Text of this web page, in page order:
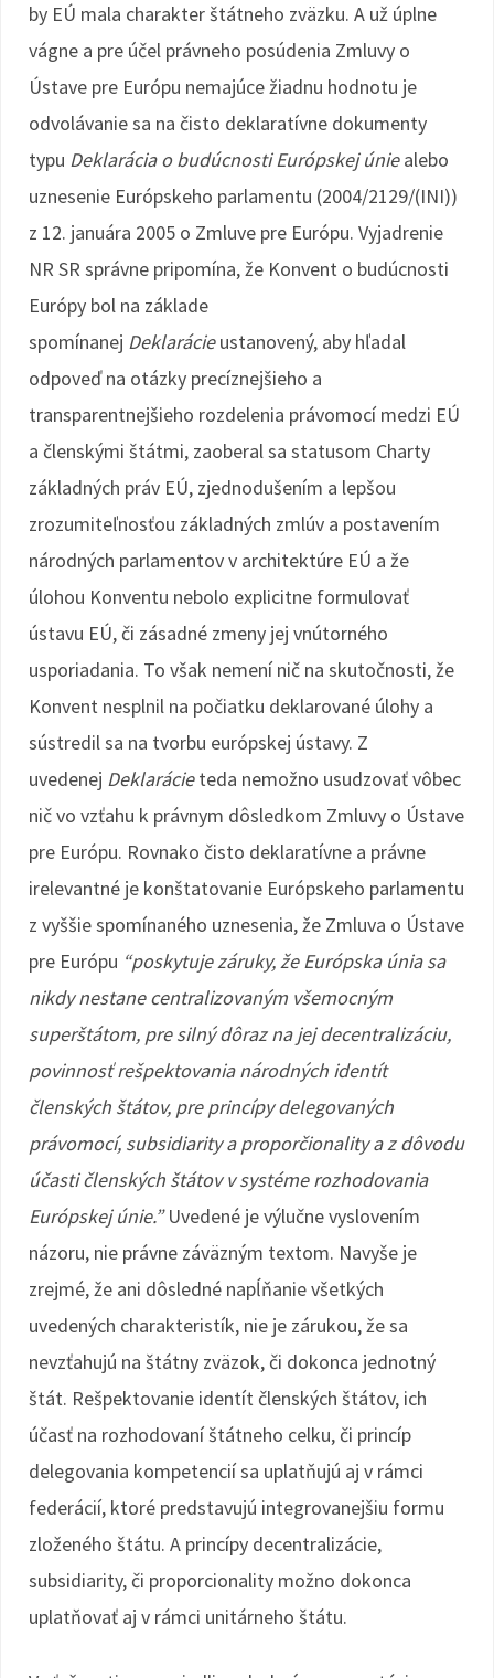
by EÚ mala charakter štátneho zväzku. A už úplne
vágne a pre účel právneho posúdenia Zmluvy o
Ústave pre Európu nemajúce žiadnu hodnotu je
odvolávanie sa na čisto deklaratívne dokumenty
typu Deklarácia o budúcnosti Európskej úniealebo
uznesenie Európskeho parlamentu (2004/2129/(INI))
z 12. januára 2005 o Zmluve pre Európu. Vyjadrenie
NR SR správne pripomína, že Konvent o budúcnosti
Európy bol na základe
spomínanej Deklarácieustanovený, aby hľadal
odpoveď na otázky precíznejšieho a
transparentnejšieho rozdelenia právomocí medzi EÚ
a členskými štátmi, zaoberal sa statusom Charty
základných práv EÚ, zjednodušením a lepšou
zrozumiteľnosťou základných zmlúv a postavením
národných parlamentov v architektúre EÚ a že
úlohou Konventu nebolo explicitne formulovať
ústavu EÚ, či zásadné zmeny jej vnútorného
usporiadania. To však nemení nič na skutočnosti, že
Konvent nesplnil na počiatku deklarované úlohy a
sústredil sa na tvorbu európskej ústavy. Z
uvedenej Deklarácieteda nemožno usudzovať vôbec
nič vo vzťahu k právnym dôsledkom Zmluvy o Ústave
pre Európu. Rovnako čisto deklaratívne a právne
irelevantné je konštatovanie Európskeho parlamentu
z vyššie spomínaného uznesenia, že Zmluva o Ústave
pre Európu “poskytuje záruky, že Európska únia sa
nikdy nestane centralizovaným všemocným
superštátom, pre silný dôraz na jej decentralizáciu,
povinnosť rešpektovania národných identít
členských štátov, pre princípy delegovaných
právomocí, subsidiarity a proporčionality a z dôvodu
účasti členských štátov v systéme rozhodovania
Európskej únie.”Uvedené je výlučne vyslovením
názoru, nie právne záväzným textom. Navyše je
zrejmé, že ani dôsledné napĺňanie všetkých
uvedených charakteristík, nie je zárukou, že sa
nevzťahujú na štátny zväzok, či dokonca jednotný
štát. Rešpektovanie identít členských štátov, ich
účasť na rozhodovaní štátneho celku, či princíp
delegovania kompetencií sa uplatňujú aj v rámci
federácií, ktoré predstavujú integrovanejšiu formu
zloženého štátu. A princípy decentralizácie,
subsidiarity, či proporcionality možno dokonca
uplatňovať aj v rámci unitárneho štátu.